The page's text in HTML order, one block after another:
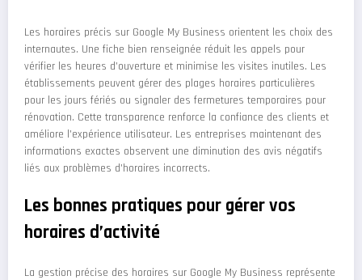
Les horaires précis sur Google My Business orientent les choix des
internautes. Une fiche bien renseignée réduit les appels pour
vérifier les heures d’ouverture et minimise les visites inutiles. Les
établissements peuvent gérer des plages horaires particulières
pour les jours fériés ou signaler des fermetures temporaires pour
rénovation. Cette transparence renforce la confiance des clients et
améliore l’expérience utilisateur. Les entreprises maintenant des
informations exactes observent une diminution des avis négatifs
liés aux problèmes d’horaires incorrects.
Les bonnes pratiques pour gérer vos
horaires d’activité
La gestion précise des horaires sur Google My Business représente